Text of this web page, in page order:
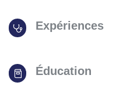
Expériences
Éducation